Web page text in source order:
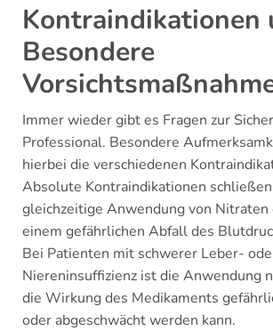
Kontraindikationen
Besondere
Immer wieder gibt es Fragen zur
Professional. Besondere
hierbei die verschiedenen
Absolute Kontraindikationen
gleichzeitige Anwendung von Nitraten
einem gefährlichen Abfall des
Bei Patienten mit schwerer Leber-
Niereninsuffizienz ist die Anwendung
die Wirkung des Medikaments
oder abgeschwächt werden kann.